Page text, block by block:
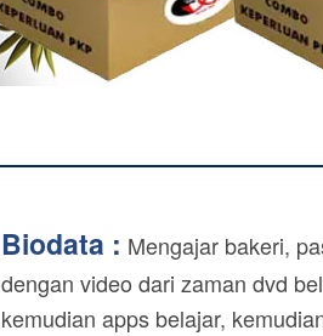
Biodata : Mengajar bakeri,
dengan video dari zaman dvd
kemudian apps belajar,